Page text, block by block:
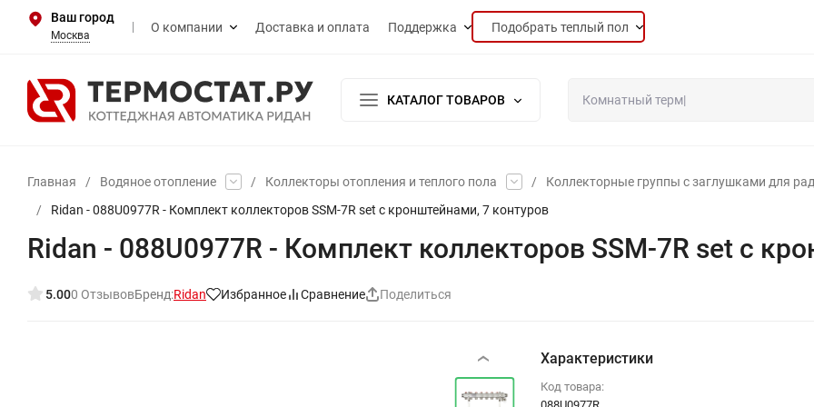
Ваш город
Москва
О компании Доставка и оплата Поддержка Подобрать теплый пол
КАТАЛОГ ТОВАРОВ
Главная / Водяное отопление / Коллекторы отопления и теплого пола /
Коллекторные группы с заглушками для
/
Ridan - 088U0977R - Комплект коллекторов SSM-7R set с кронштейнами, 7 контуров
Ridan - 088U0977R - Комплект коллекторов SSM-7R set с
5.000 ОтзывовБренд:Ridan Избранное Сравнение Поделиться
‹ Характеристики
Код товара: